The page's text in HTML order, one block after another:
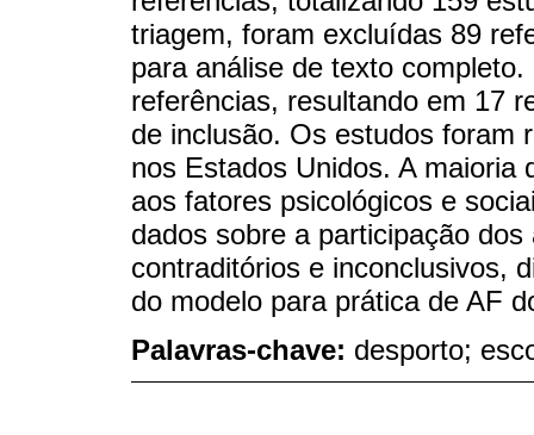
triagem, foram excluídas 89
para análise de texto
referências, resultando em 17
de inclusão. Os estudos foram
nos Estados Unidos. A maioria
aos fatores psicológicos e
dados sobre a participação
contraditórios e inconclusivos,
do modelo para prática de AF
Palavras-chave: desporto;